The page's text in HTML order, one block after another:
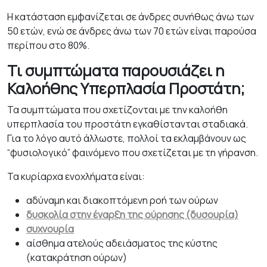
Η κατάσταση εμφανίζεται σε άνδρες συνήθως άνω των
50 ετών, ενώ σε άνδρες άνω των 70 ετών είναι παρούσα
περίπου στο 80%.
Τι συμπτώματα παρουσιάζει η
Καλοήθης Υπερπλασία Προστάτη;
Τα συμπτώματα που σχετίζονται με την καλοήθη
υπερπλασία του προστάτη εγκαθίστανται σταδιακά.
Για το λόγο αυτό άλλωστε, πολλοί τα εκλαμβάνουν ως
“φυσιολογικό” φαινόμενο που σχετίζεται με τη γήρανση.
Τα κυρίαρχα ενοχλήματα είναι:
αδύναμη και διακοπτόμενη ροή των ούρων
δυσκολία στην έναρξη της ούρησης (δυσουρία)
συχνουρία
αίσθημα ατελούς αδειάσματος της κύστης
(κατακράτηση ούρων)